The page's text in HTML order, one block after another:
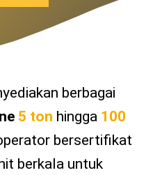
berbagai
5 ton hingga 100
bersertifikat
berkala untuk